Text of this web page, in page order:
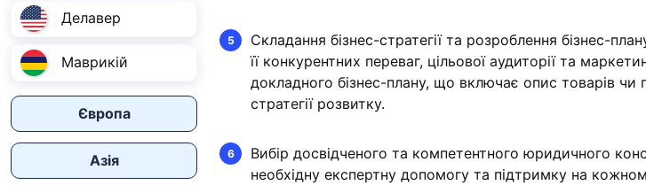
Делавер
Маврикій
Європа
Азія
Складання бізнес-стратегії та розроблення бізнес-
її конкурентних переваг, цільової аудиторії та
докладного бізнес-плану, що включає опис товарів чи
стратегії розвитку.
Вибір досвідченого та компетентного юридичного
необхідну експертну допомогу та підтримку на